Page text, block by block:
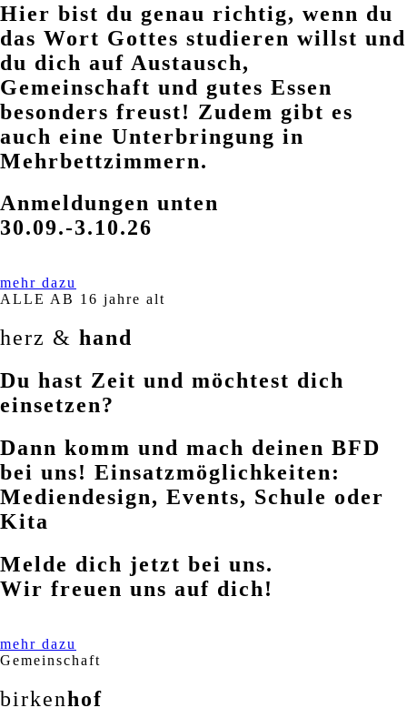
Hier bist du genau richtig, wenn du
das Wort Gottes studieren willst und
du dich auf Austausch,
Gemeinschaft und gutes Essen
besonders freust! Zudem gibt es
auch eine Unterbringung in
Mehrbettzimmern.
Anmeldungen unten
30.09.-3.10.26
mehr dazu
ALLE AB 16 jahre alt
herz & hand
Du hast Zeit und möchtest dich
einsetzen?
Dann komm und mach deinen BFD
bei uns! Einsatzmöglichkeiten:
Mediendesign, Events, Schule oder
Kita
Melde dich jetzt bei uns.
Wir freuen uns auf dich!
mehr dazu
Gemeinschaft
birkenhof